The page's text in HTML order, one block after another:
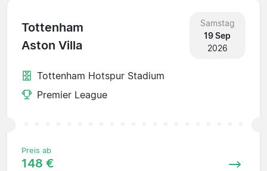
Tottenham
Aston Villa
Samstag
19 Sep
2026
Tottenham Hotspur Stadium
Premier League
Preis ab
148 €